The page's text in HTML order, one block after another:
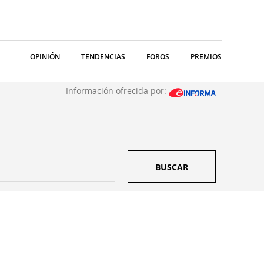
OPINIÓN TENDENCIAS FOROS PREMIOS
Información ofrecida por:
BUSCAR